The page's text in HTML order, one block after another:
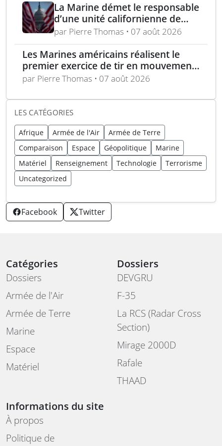
La Marine démet le responsable
d’une unité californienne de
formation médicale
par Pierre Thomas • 07 août 2026
Les Marines américains réalisent le
premier exercice de tir en mouvement
avec tir de couverture à Okinawa
par Pierre Thomas • 07 août 2026
LES CATÉGORIES
Afrique Armée de l'Air
Armée de Terre
Comparaison
Espace Géopolitique
Marine
Matériel
Renseignement Technologie
Terrorisme
Uncategorized
Facebook Twitter
Catégories
Dossiers
Armée de l'Air
Armée de Terre
Marine
Espace
Matériel
Dossiers
DEVGRU
F-35
La RCS (Radar Cross
Section)
Mirage 2000D
Rafale
THAAD
Informations du site
À propos
Politique de